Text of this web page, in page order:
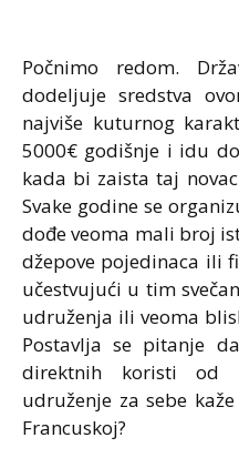
Počnimo redom.
dodeljuje sredstva
najviše kuturnog
5000€ godišnje i idu
kada bi zaista taj
Svake godine se
dođe veoma mali broj
džepove pojedinaca ili
učestvujući u tim
udruženja ili veoma
Postavlja se pitanje
direktnih koristi od
udruženje za sebe
Francuskoj?